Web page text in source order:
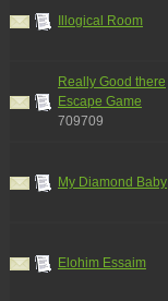
Illogical Room
Really Good there
Escape Game
709709
My Diamond Baby
Elohim Essaim